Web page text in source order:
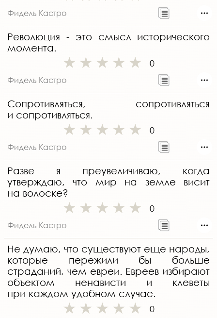
Фидель Кастро
Революция - это смысл исторического
момента.
0
Фидель Кастро
Сопротивляться, сопротивляться
и сопротивляться.
0
Фидель Кастро
Разве я преувеличиваю, когда
утверждаю, что мир на земле висит
на волоске?
0
Фидель Кастро
Не думаю, что существуют еще народы,
которые пережили бы больше
страданий, чем евреи. Евреев избирают
объектом ненависти и клеветы
при каждом удобном случае.
0